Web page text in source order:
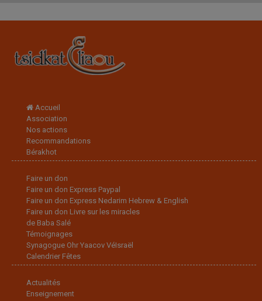
Accueil
Association
Nos actions
Recommandations
Bérakhot
Faire un don
Faire un don Express Paypal
Faire un don Express Nedarim Hebrew & English
Faire un don Livre sur les miracles
de Baba Salé
Témoignages
Synagogue Ohr Yaacov VéIsraël
Calendrier Fêtes
Actualités
Enseignement